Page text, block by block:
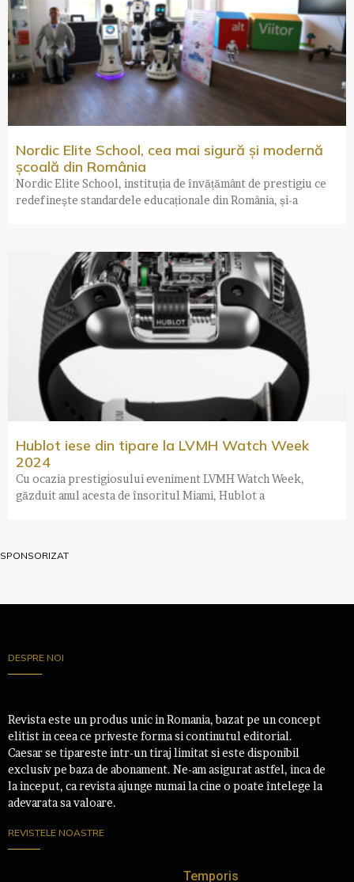
Nordic Elite School, cea mai sigură și modernă
școală din România
Nordic Elite School, instituția de învățământ de prestigiu ce
redefinește standardele educaționale din România, și-a
Hublot iese din tipare la LVMH Watch Week
2024
Cu ocazia prestigiosului eveniment LVMH Watch Week,
găzduit anul acesta de însoritul Miami, Hublot a
SPONSORIZAT
DESPRE NOI
Revista este un produs unic in Romania, bazat pe un concept
elitist in ceea ce priveste forma si continutul editorial.
Caesar se tipareste intr-un tiraj limitat si este disponibil
exclusiv pe baza de abonament. Ne-am asigurat astfel, inca de
la inceput, ca revista ajunge numai la cine o poate întelege la
adevarata sa valoare.
REVISTELE NOASTRE
Temporis